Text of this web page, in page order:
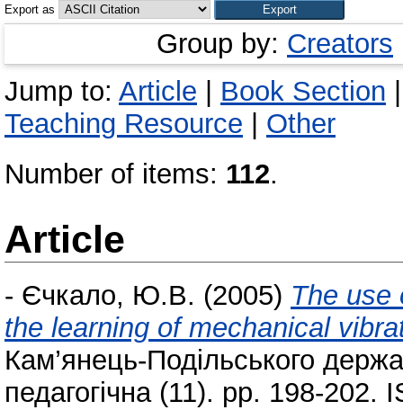
Export as
Group by: Creators
Jump to: Article Book Section
Teaching Resource
Other
Number of items: 112.
Article
- Єчкало, Ю.В. (2005) The use
the learning of mechanical
Кам’янець-Подільського
педагогічна (11). pp. 198-202.